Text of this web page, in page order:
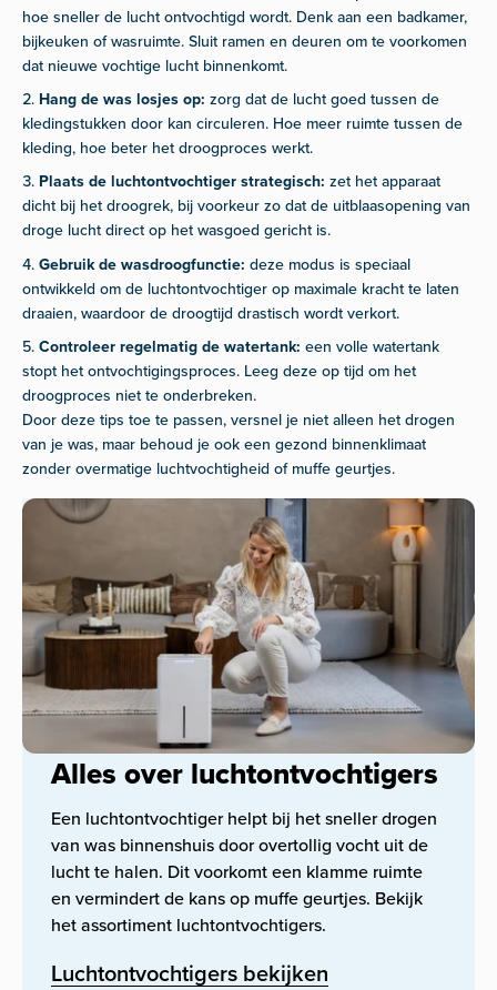
hoe sneller de lucht ontvochtigd wordt. Denk aan een badkamer,
bijkeuken of wasruimte. Sluit ramen en deuren om te voorkomen
dat nieuwe vochtige lucht binnenkomt.
Hang de was losjes op: zorg dat de lucht goed tussen de
kledingstukken door kan circuleren. Hoe meer ruimte tussen de
kleding, hoe beter het droogproces werkt.
Plaats de luchtontvochtiger strategisch: zet het apparaat
dicht bij het droogrek, bij voorkeur zo dat de uitblaasopening van
droge lucht direct op het wasgoed gericht is.
Gebruik de wasdroogfunctie: deze modus is speciaal
ontwikkeld om de luchtontvochtiger op maximale kracht te laten
draaien, waardoor de droogtijd drastisch wordt verkort.
Controleer regelmatig de watertank: een volle watertank
stopt het ontvochtigingsproces. Leeg deze op tijd om het
droogproces niet te onderbreken.
Door deze tips toe te passen, versnel je niet alleen het drogen
van je was, maar behoud je ook een gezond binnenklimaat
zonder overmatige luchtvochtigheid of muffe geurtjes.
Alles over luchtontvochtigers
Een luchtontvochtiger helpt bij het sneller drogen
van was binnenshuis door overtollig vocht uit de
lucht te halen. Dit voorkomt een klamme ruimte
en vermindert de kans op muffe geurtjes. Bekijk
het assortiment luchtontvochtigers.
Luchtontvochtigers bekijken